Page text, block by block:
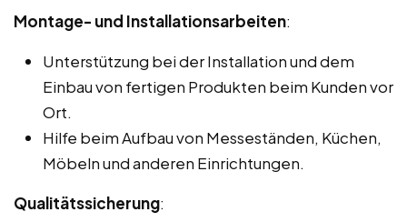
Montage- und Installationsarbeiten:
Unterstützung bei der Installation und dem
Einbau von fertigen Produkten beim Kunden vor
Ort.
Hilfe beim Aufbau von Messeständen, Küchen,
Möbeln und anderen Einrichtungen.
Qualitätssicherung: